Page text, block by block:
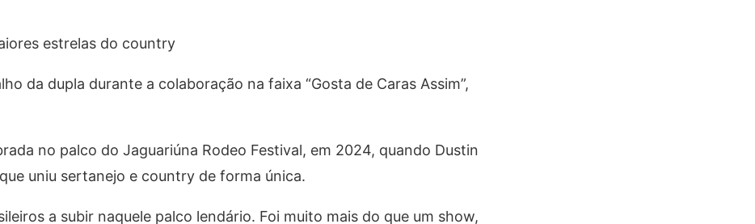
estrelas do country
da dupla durante a colaboração na faixa “Gosta de Caras Assim”,
no palco do Jaguariúna Rodeo Festival, em 2024, quando Dustin
uniu sertanejo e country de forma única.
a subir naquele palco lendário. Foi muito mais do que um show,